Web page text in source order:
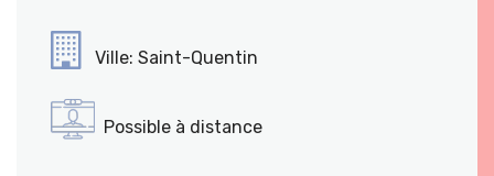
Ville: Saint-Quentin
Possible à distance